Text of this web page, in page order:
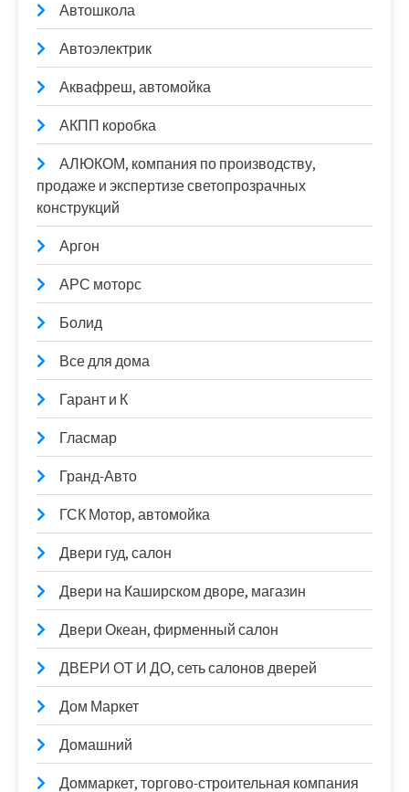
Автошкола
Автоэлектрик
Аквафреш, автомойка
АКПП коробка
АЛЮКОМ, компания по производству,
продаже и экспертизе светопрозрачных
конструкций
Аргон
АРС моторс
Болид
Все для дома
Гарант и К
Гласмар
Гранд-Авто
ГСК Мотор, автомойка
Двери гуд, салон
Двери на Каширском дворе, магазин
Двери Океан, фирменный салон
ДВЕРИ ОТ И ДО, сеть салонов дверей
Дом Маркет
Домашний
Доммаркет, торгово-строительная компания